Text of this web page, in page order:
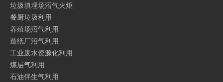
垃圾填埋场沼气火炬
餐厨垃圾利用
养殖场沼气利用
造纸厂沼气利用
工业废水资源化利用
煤层气利用
石油伴生气利用